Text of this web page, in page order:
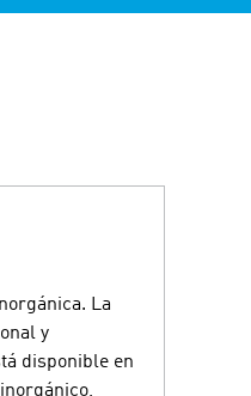
La
y
disponible en